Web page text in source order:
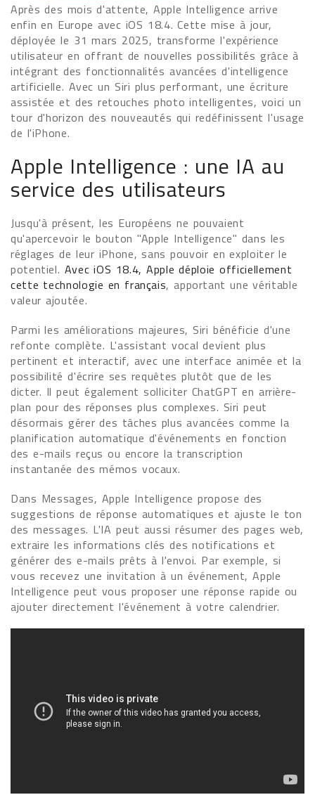
Après des mois d'attente, Apple Intelligence arrive
enfin en Europe avec iOS 18.4. Cette mise à jour,
déployée le 31 mars 2025, transforme l'expérience
utilisateur en offrant de nouvelles possibilités grâce à
intégrant des fonctionnalités avancées d'intelligence
artificielle. Avec un Siri plus performant, une écriture
assistée et des retouches photo intelligentes, voici un
tour d'horizon des nouveautés qui redéfinissent l'usage
de l'iPhone.
Apple Intelligence : une IA au
service des utilisateurs
Jusqu'à présent, les Européens ne pouvaient
qu'apercevoir le bouton "Apple Intelligence" dans les
réglages de leur iPhone, sans pouvoir en exploiter le
potentiel. Avec iOS 18.4, Apple déploie officiellement
cette technologie en français, apportant une véritable
valeur ajoutée.
Parmi les améliorations majeures, Siri bénéficie d'une
refonte complète. L'assistant vocal devient plus
pertinent et interactif, avec une interface animée et la
possibilité d'écrire ses requêtes plutôt que de les
dicter. Il peut également solliciter ChatGPT en arrière-
plan pour des réponses plus complexes. Siri peut
désormais gérer des tâches plus avancées comme la
planification automatique d'événements en fonction
des e-mails reçus ou encore la transcription
instantanée des mémos vocaux.
Dans Messages, Apple Intelligence propose des
suggestions de réponse automatiques et ajuste le ton
des messages. L'IA peut aussi résumer des pages web,
extraire les informations clés des notifications et
générer des e-mails prêts à l'envoi. Par exemple, si
vous recevez une invitation à un événement, Apple
Intelligence peut vous proposer une réponse rapide ou
ajouter directement l'événement à votre calendrier.